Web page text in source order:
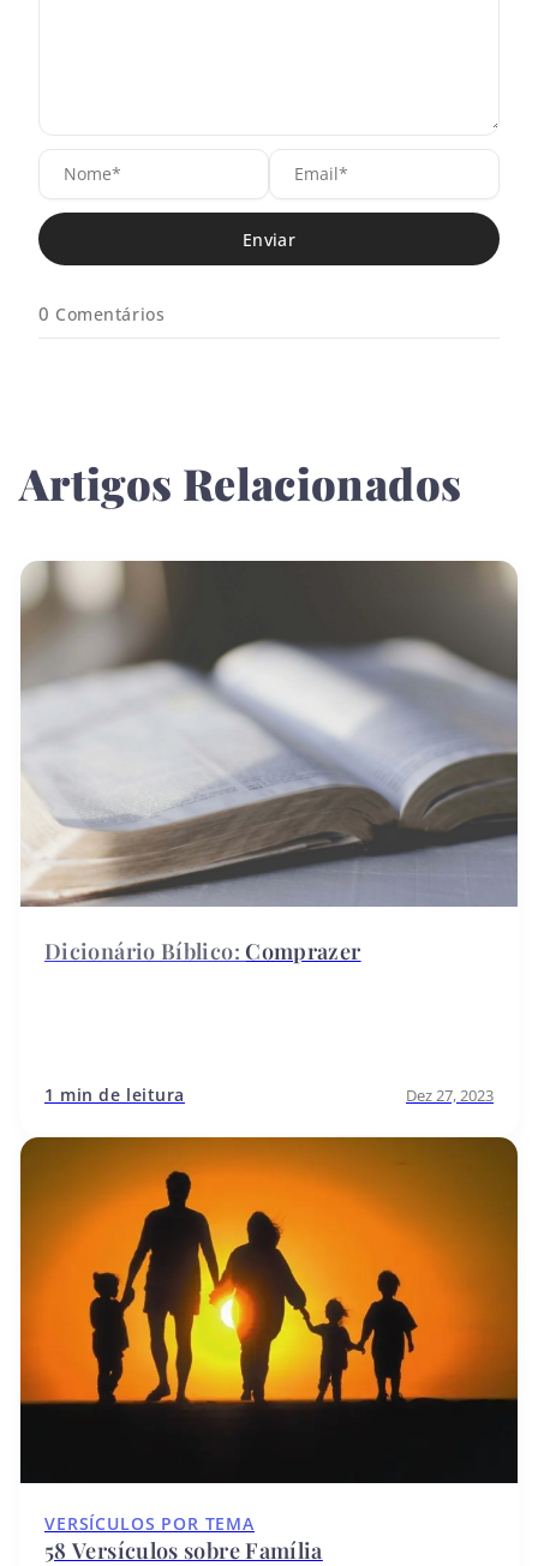
N
o
m
e
*
E
i
0 Comentários
Artigos Relacionados
Comprazer
1 min de leitura Dez 27, 2023
VERSÍCULOS POR TEMA
58 Versículos sobre Família